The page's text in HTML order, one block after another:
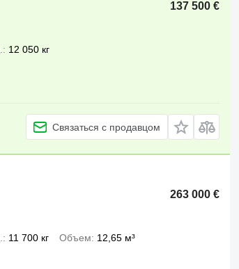
137 500 €
12 050 кг
Связаться с продавцом
263 000 €
11 700 кг Объем
12,65 м³